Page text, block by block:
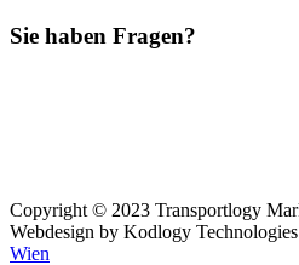
Sie haben Fragen?
Copyright © 2023 Transportlogy
Webdesign by Kodlogy
Wien